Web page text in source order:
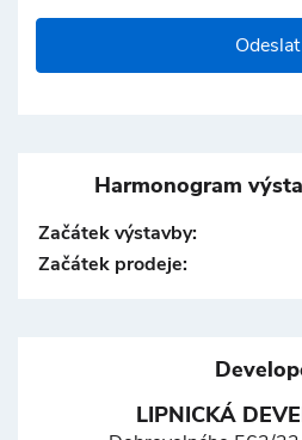
Odeslat
Harmonogram
Začátek výstavby:
Začátek prodeje:
LIPNICKÁ